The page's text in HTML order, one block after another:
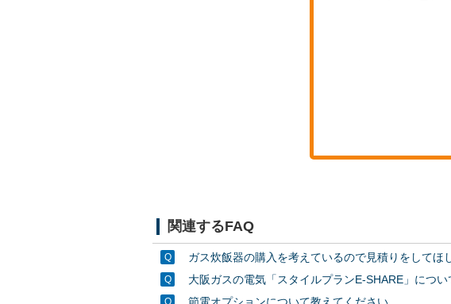
関連するFAQ
ガス炊飯器の購入を考えているので見積りをしてほ
大阪ガスの電気「スタイルプランE‐SHARE」につい